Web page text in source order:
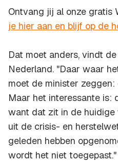
Ontvang jij al onze gratis
je hier aan en blijf op de
Dat moet anders, vindt
Nederland. "Daar waar
moet de minister
Maar het interessante is:
want dat zit in de huidige
uit de crisis- en
geleden hebben
wordt het niet toegepast."